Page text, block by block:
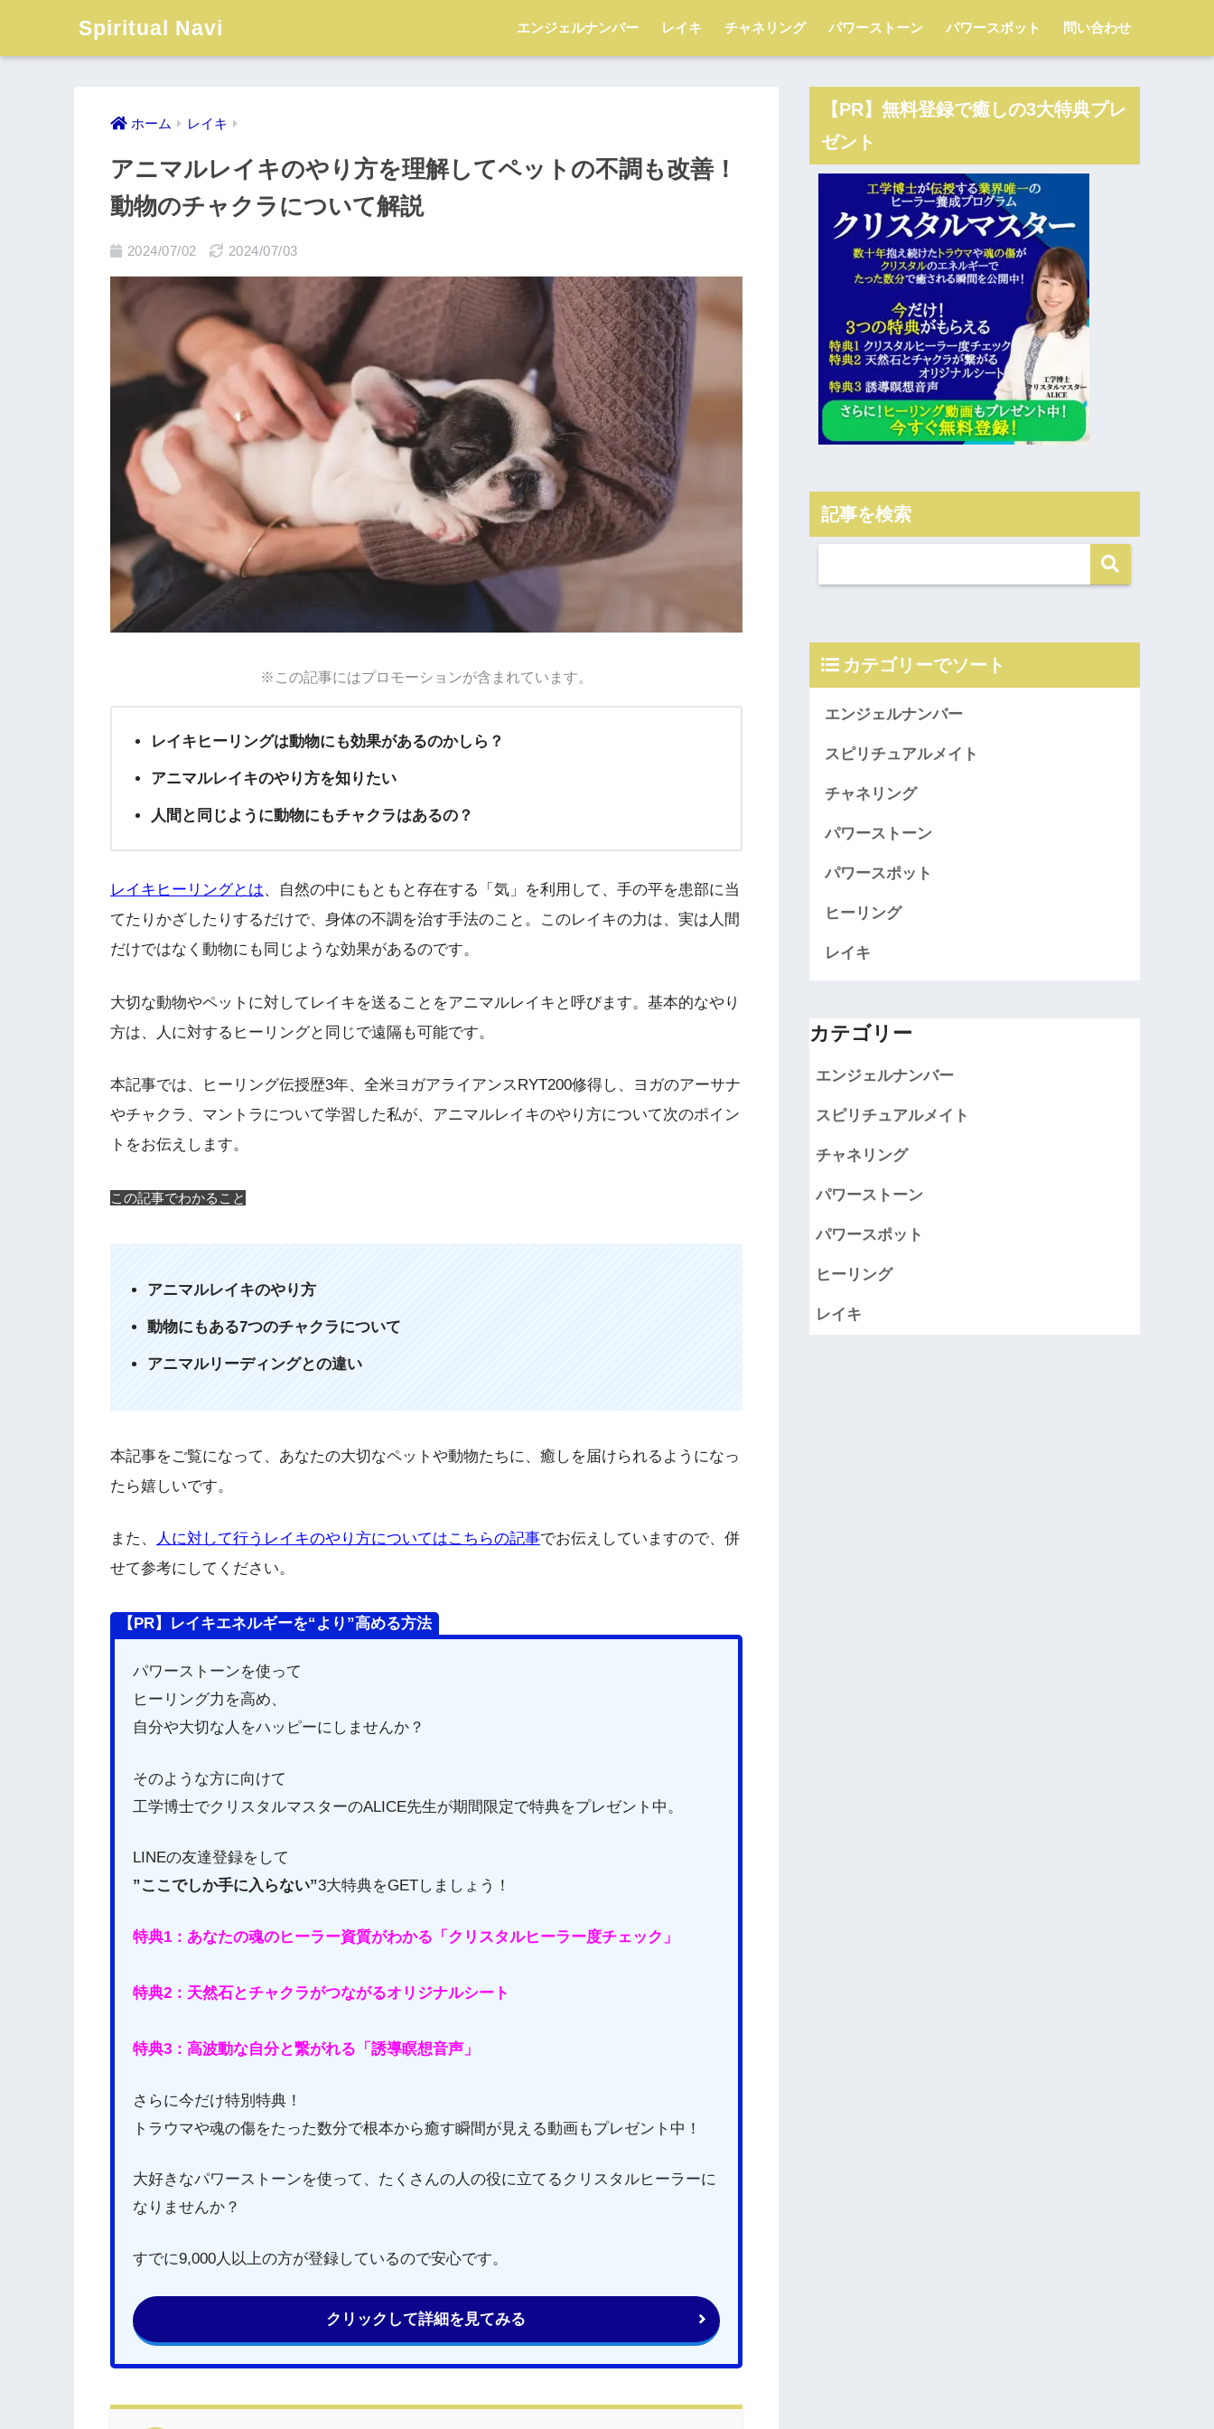
Spiritual Navi エンジェルナンバー レイキ チャネリング パワーストーン パワースポット 問い合わせ
ホーム レイキ
アニマルレイキのやり方を理解してペットの不調も改善！
動物のチャクラについて解説
2024/07/02 2024/07/03
※この記事にはプロモーションが含まれています。
レイキヒーリングは動物にも効果があるのかしら？
アニマルレイキのやり方を知りたい
人間と同じように動物にもチャクラはあるの？
レイキヒーリングとは、自然の中にもともと存在する「気」を利用して、手の平を患部に当
てたりかざしたりするだけで、身体の不調を治す手法のこと。このレイキの力は、実は人間
だけではなく動物にも同じような効果があるのです。
大切な動物やペットに対してレイキを送ることをアニマルレイキと呼びます。基本的なやり
方は、人に対するヒーリングと同じで遠隔も可能です。
本記事では、ヒーリング伝授歴3年、全米ヨガアライアンスRYT200修得し、ヨガのアーサナ
やチャクラ、マントラについて学習した私が、アニマルレイキのやり方について次のポイン
トをお伝えします。
この記事でわかること
アニマルレイキのやり方
動物にもある7つのチャクラについて
アニマルリーディングとの違い
本記事をご覧になって、あなたの大切なペットや動物たちに、癒しを届けられるようになっ
たら嬉しいです。
また、 人に対して行うレイキのやり方についてはこちらの記事でお伝えしていますので、併
せて参考にしてください。
【PR】レイキエネルギーを“より”高める方法
パワーストーンを使って
ヒーリング力を高め、
自分や大切な人をハッピーにしませんか？
そのような方に向けて
工学博士でクリスタルマスターのALICE先生が期間限定で特典をプレゼント中。
LINEの友達登録をして
”ここでしか手に入らない”3大特典をGETしましょう！
特典1：あなたの魂のヒーラー資質がわかる「クリスタルヒーラー度チェック」
特典2：天然石とチャクラがつながるオリジナルシート
特典3：高波動な自分と繋がれる「誘導瞑想音声」
さらに今だけ特別特典！
トラウマや魂の傷をたった数分で根本から癒す瞬間が見える動画もプレゼント中！
大好きなパワーストーンを使って、たくさんの人の役に立てるクリスタルヒーラーに
なりませんか？
すでに9,000人以上の方が登録しているので安心です。
クリックして詳細を見てみる
【PR】無料登録で癒しの3大特典プレ
ゼント
記事を検索
カテゴリーでソート
エンジェルナンバー
スピリチュアルメイト
チャネリング
パワーストーン
パワースポット
ヒーリング
レイキ
カテゴリー
エンジェルナンバー
スピリチュアルメイト
チャネリング
パワーストーン
パワースポット
ヒーリング
レイキ